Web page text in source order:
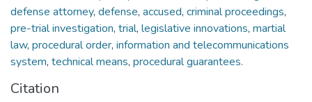
defense attorney, defense, accused, criminal proceedings,
pre-trial investigation, trial, legislative innovations, martial
law, procedural order, information and telecommunications
system, technical means, procedural guarantees.
Citation